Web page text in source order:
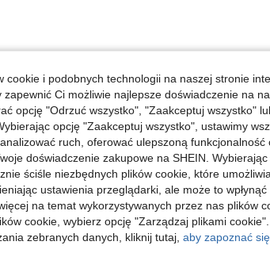
Pomocny (0)
Opinii
cookie i podobnych technologii na naszej stronie
zapewnić Ci możliwie najlepsze doświadczenie na
opcję "Odrzuć wszystko", "Zaakceptuj wszystko"
opcję "Zaakceptuj wszystko", ustawimy
ruch, oferować ulepszoną funkcjonalność
doświadczenie zakupowe na SHEIN.
ściśle niezbędnych plików cookie, które
ustawienia przeglądarki, ale może to
na temat wykorzystywanych przez nas plików
cookie, wybierz opcję "Zarządzaj plikami
zebranych danych, kliknij tutaj, aby zapoznać